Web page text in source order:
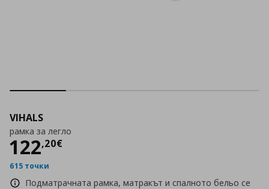
VIHALS
рамка за легло
122,20€
Цена
615 точки
Подматрачната рамка, матракът и спалното бельо се